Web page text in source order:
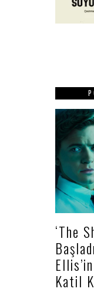
‘The
Katil